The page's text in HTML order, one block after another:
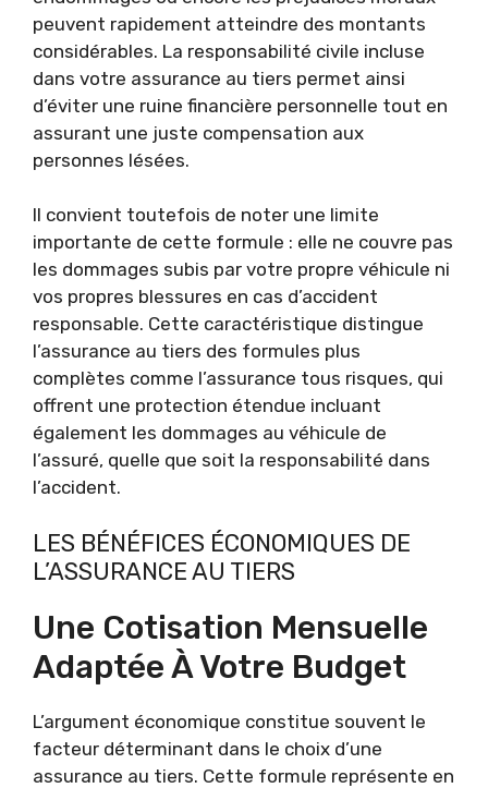
peuvent rapidement atteindre des montants
considérables. La responsabilité civile incluse
dans votre assurance au tiers permet ainsi
d’éviter une ruine financière personnelle tout en
assurant une juste compensation aux
personnes lésées.
Il convient toutefois de noter une limite
importante de cette formule : elle ne couvre pas
les dommages subis par votre propre véhicule ni
vos propres blessures en cas d’accident
responsable. Cette caractéristique distingue
l’assurance au tiers des formules plus
complètes comme l’assurance tous risques, qui
offrent une protection étendue incluant
également les dommages au véhicule de
l’assuré, quelle que soit la responsabilité dans
l’accident.
LES BÉNÉFICES ÉCONOMIQUES DE
L’ASSURANCE AU TIERS
Une Cotisation Mensuelle
Adaptée À Votre Budget
L’argument économique constitue souvent le
facteur déterminant dans le choix d’une
assurance au tiers. Cette formule représente en